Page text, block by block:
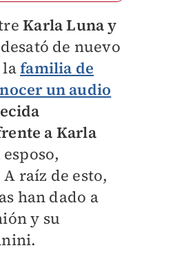
Karla Luna y
de nuevo
lafamilia de
un audio
a Karla
raíz de esto,
han dado a
y su